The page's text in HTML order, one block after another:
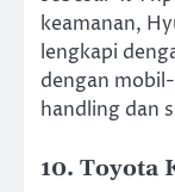
keamanan,
lengkapi
dengan
handling dan
10. Toyota